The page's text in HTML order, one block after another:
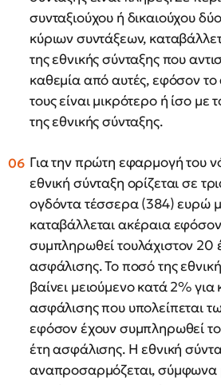
συνταξιούχου ή δικαιούχου
κύριων συντάξεων,
της εθνικής σύνταξης που
καθεμία από αυτές, εφόσον
τους είναι μικρότερο ή ίσο με
της εθνικής σύνταξης.
Για την πρώτη εφαρμογή του
εθνική σύνταξη ορίζεται σε
ογδόντα τέσσερα (384) ευρώ
καταβάλλεται ακέραια
συμπληρωθεί τουλάχιστον 20
ασφάλισης. Το ποσό της
βαίνει μειούμενο κατά 2% για
ασφάλισης που υπολείπεται
εφόσον έχουν συμπληρωθεί
έτη ασφάλισης. Η εθνική
αναπροσαρμόζεται, σύμφωνα